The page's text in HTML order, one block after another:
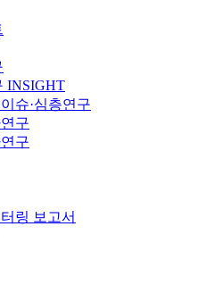
INSIGHT
슈·심층연구
구
구
링 보고서